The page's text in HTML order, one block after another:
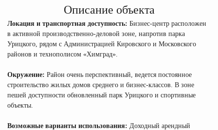
Описание объекта
Локация и транспортная доступность: Бизнес-центр расположен
в активной производственно-деловой зоне, напротив парка
Урицкого, рядом с Администрацией Кировского и Московского
районов и технополисом «Химград».
Окружение: Район очень перспективный, ведется постоянное
строительство жилых домов среднего и бизнес-классов. В зоне
пешей доступности обновленный парк Урицкого и спортивные
объекты.
Возможные варианты использования: Доходный арендный